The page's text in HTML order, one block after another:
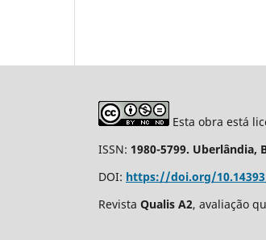
Esta obra está
ISSN: 1980-5799. Uberlândia,
DOI: https://doi.org/
Revista Qualis A2, avaliação